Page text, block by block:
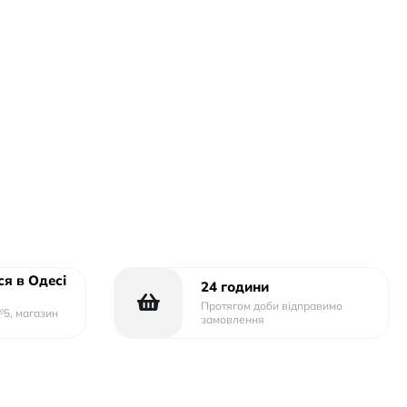
в Одесі
магазин
24 години
Протягом доби відправимо
замовлення